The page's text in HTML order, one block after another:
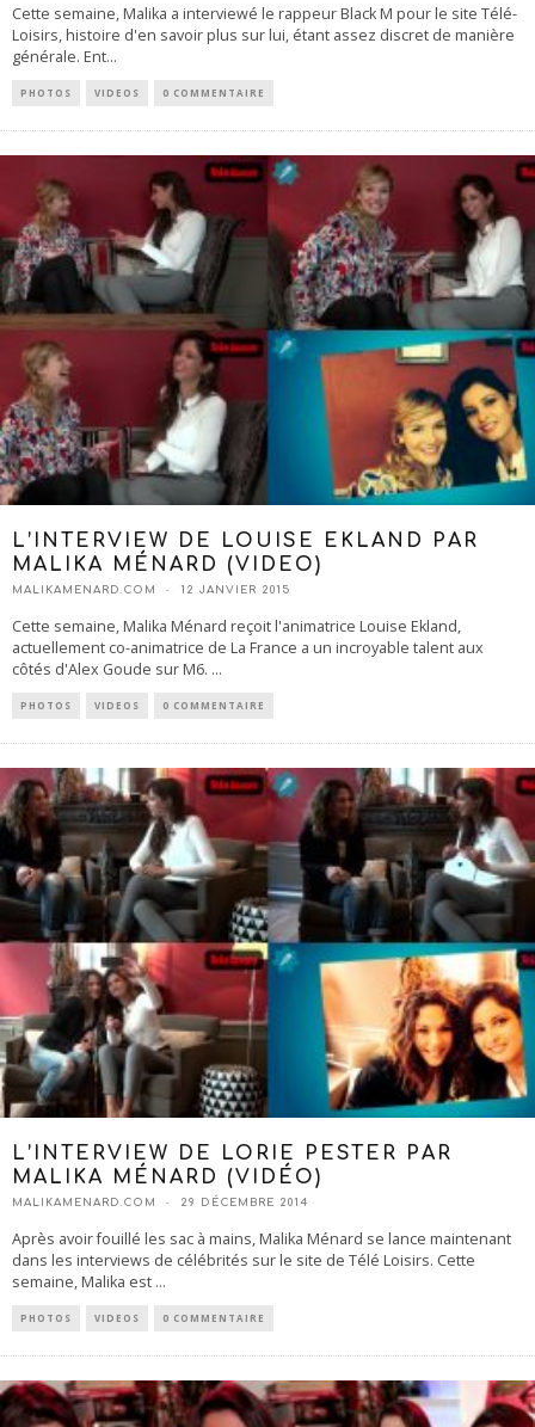
Cette semaine, Malika a interviewé le rappeur Black M pour le site Télé-
Loisirs, histoire d'en savoir plus sur lui, étant assez discret de manière
générale. Ent...
PHOTOS VIDEOS 0 COMMENTAIRE
L’INTERVIEW DE LOUISE EKLAND PAR
MALIKA MÉNARD (VIDEO)
MALIKAMENARD.COM 12 JANVIER 2015
Cette semaine, Malika Ménard reçoit l'animatrice Louise Ekland,
actuellement co-animatrice de La France a un incroyable talent aux
côtés d'Alex Goude sur M6. ...
PHOTOS VIDEOS 0 COMMENTAIRE
L’INTERVIEW DE LORIE PESTER PAR
MALIKA MÉNARD (VIDÉO)
MALIKAMENARD.COM 29 DÉCEMBRE 2014
Après avoir fouillé les sac à mains, Malika Ménard se lance maintenant
dans les interviews de célébrités sur le site de Télé Loisirs. Cette
semaine, Malika est ...
PHOTOS VIDEOS 0 COMMENTAIRE